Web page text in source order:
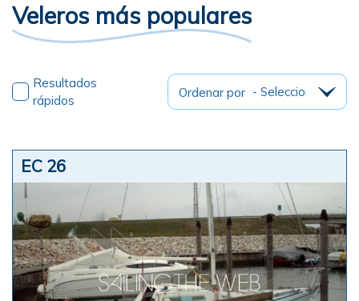
Veleros más populares
Resultados
rápidos
Ordenar por
EC 26